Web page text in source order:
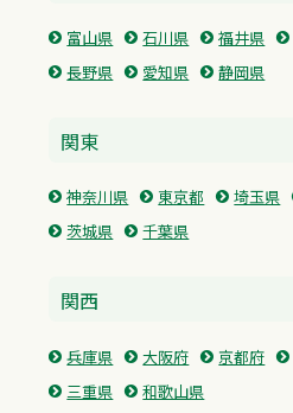
富山県 石川県 福井県
長野県
愛知県 静岡県
関東
神奈川県 東京都 埼玉県
茨城県
千葉県
関西
兵庫県 大阪府 京都府
三重県
和歌山県